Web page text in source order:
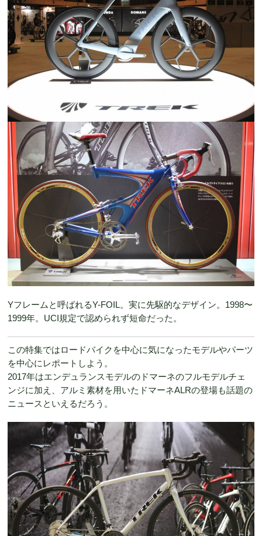
Yフレームと呼ばれるY-FOIL。実に先駆的なデザイン。1998〜
1999年。UCI規定で認められず短命だった。
この特集ではロードバイクを中心に気になったモデルやパーツ
を中心にレポートしよう。
2017年はエンデュランスモデルのドマーネのフルモデルチェ
ンジに加え、アルミ素材を用いたドマーネALRの登場も話題の
ニュースといえるだろう。